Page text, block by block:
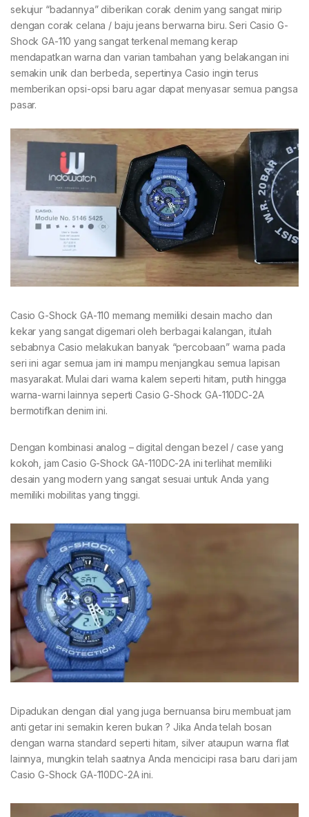
sekujur “badannya” diberikan corak denim yang sangat mirip
dengan corak celana / baju jeans berwarna biru. Seri Casio G-
Shock GA-110 yang sangat terkenal memang kerap
mendapatkan warna dan varian tambahan yang belakangan ini
semakin unik dan berbeda, sepertinya Casio ingin terus
memberikan opsi-opsi baru agar dapat menyasar semua pangsa
pasar.
Casio G-Shock GA-110 memang memiliki desain macho dan
kekar yang sangat digemari oleh berbagai kalangan, itulah
sebabnya Casio melakukan banyak “percobaan” warna pada
seri ini agar semua jam ini mampu menjangkau semua lapisan
masyarakat. Mulai dari warna kalem seperti hitam, putih hingga
warna-warni lainnya seperti Casio G-Shock GA-110DC-2A
bermotifkan denim ini.
Dengan kombinasi analog – digital dengan bezel / case yang
kokoh, jam Casio G-Shock GA-110DC-2A ini terlihat memiliki
desain yang modern yang sangat sesuai untuk Anda yang
memiliki mobilitas yang tinggi.
Dipadukan dengan dial yang juga bernuansa biru membuat jam
anti getar ini semakin keren bukan ? Jika Anda telah bosan
dengan warna standard seperti hitam, silver ataupun warna flat
lainnya, mungkin telah saatnya Anda mencicipi rasa baru dari jam
Casio G-Shock GA-110DC-2A ini.